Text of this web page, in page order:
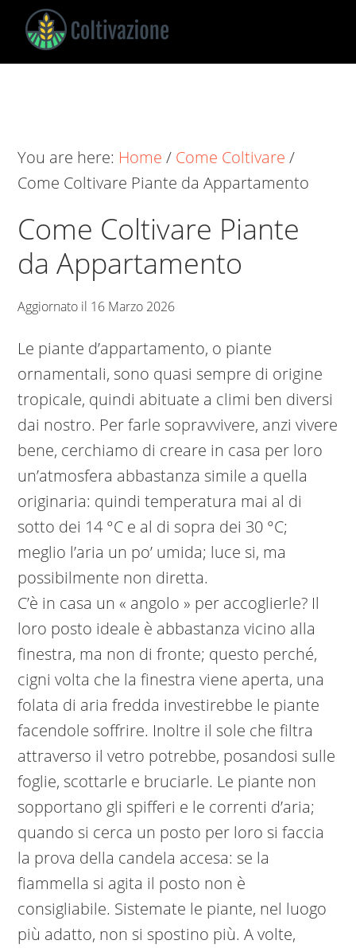
Skip
main
Skip
primary
Skip
footer
Coltivazione
Coltivare
You are here: Home / Come Coltivare /
Come Coltivare Piante da Appartamento
Come Coltivare Piante
da Appartamento
Aggiornato il 16 Marzo 2026
Le piante d’appartamento, o piante
ornamentali, sono quasi sempre di origine
tropicale, quindi abituate a climi ben diversi
dai nostro. Per farle sopravvivere, anzi vivere
bene, cerchiamo di creare in casa per loro
un’atmosfera abbastanza simile a quella
originaria: quindi temperatura mai al di
sotto dei 14 °C e al di sopra dei 30 °C;
meglio l’aria un po’ umida; luce si, ma
possibilmente non diretta.
C’è in casa un « angolo » per accoglierle? Il
loro posto ideale è abbastanza vicino alla
finestra, ma non di fronte; questo perché,
cigni volta che la finestra viene aperta, una
folata di aria fredda investirebbe le piante
facendole soffrire. Inoltre il sole che filtra
attraverso il vetro potrebbe, posandosi sulle
foglie, scottarle e bruciarle. Le piante non
sopportano gli spifferi e le correnti d’aria;
quando si cerca un posto per loro si faccia
la prova della candela accesa: se la
fiammella si agita il posto non è
consigliabile. Sistemate le piante, nel luogo
più adatto, non si spostino più. A volte,